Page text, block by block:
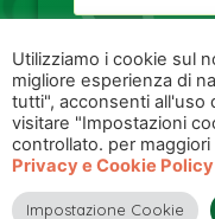
Policy.
Utilizziamo i cookie sul
migliore esperienza di
tutti", acconsenti all'uso
visitare "Impostazioni
controllato. per
Privacy e Cookie Policy
Impostazione Cookie